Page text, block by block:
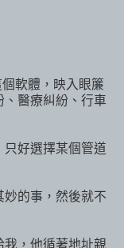
軟體，映入眼簾
、醫療糾紛、行車
只好選擇某個管道
妙的事，然後就不
，他循著地址親